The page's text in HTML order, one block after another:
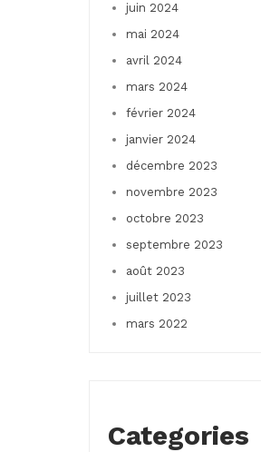
juin 2024
mai 2024
avril 2024
mars 2024
février 2024
janvier 2024
décembre 2023
novembre 2023
octobre 2023
septembre 2023
août 2023
juillet 2023
mars 2022
Categories